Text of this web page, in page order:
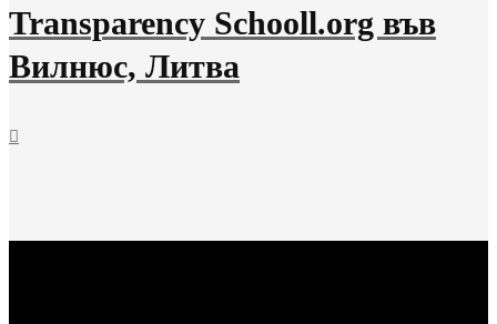
Transparency Schooll.org във
Вилнюс, Литва